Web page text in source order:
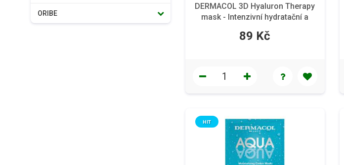
ORIBE
DERMACOL 3D Hyaluron Therapy
mask - Intenzivní hydratační a
89 Kč
HIT